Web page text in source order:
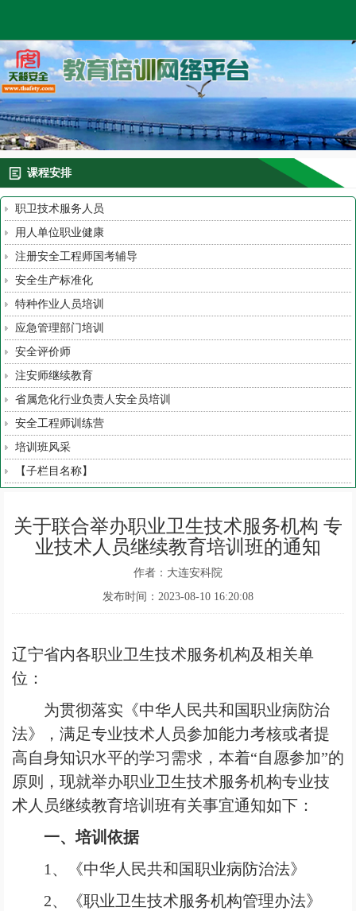
课程安排
职卫技术服务人员
用人单位职业健康
注册安全工程师国考辅导
安全生产标准化
特种作业人员培训
应急管理部门培训
安全评价师
注安师继续教育
省属危化行业负责人安全员培训
安全工程师训练营
培训班风采
【子栏目名称】
关于联合举办职业卫生技术服务机构 专
业技术人员继续教育培训班的通知
作者：大连安科院
发布时间：2023-08-10 16:20:08
辽宁省内各职业卫生技术服务机构及相关单
位：
为贯彻落实《中华人民共和国职业病防治
法》，满足专业技术人员参加能力考核或者提
高自身知识水平的学习需求，本着“自愿参加”的
原则，现就举办职业卫生技术服务机构专业技
术人员继续教育培训班有关事宜通知如下：
一、培训依据
1 、《中华人民共和国职业病防治法》
2、《职业卫生技术服务机构管理办法》